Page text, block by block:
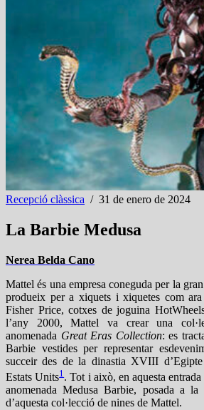
Recepció clàssica / 31 de enero de 2024
La Barbie Medusa
Nerea Belda Cano
Mattel és una empresa coneguda per la
produeix per a xiquets i xiquetes com
Fisher Price, cotxes de joguina
l’any 2000, Mattel va crear una
anomenada Great Eras Collection: es
Barbie vestides per representar
succeir des de la dinastia XVIII
Estats Units1 . Tot i això, en aquesta
anomenada Medusa Barbie, posada a
d’aquesta col·lecció de nines de Mattel.